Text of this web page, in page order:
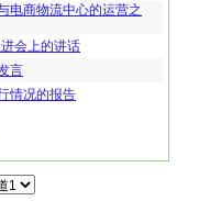
电商物流中心的运营之
会上的讲话
言
情况的报告